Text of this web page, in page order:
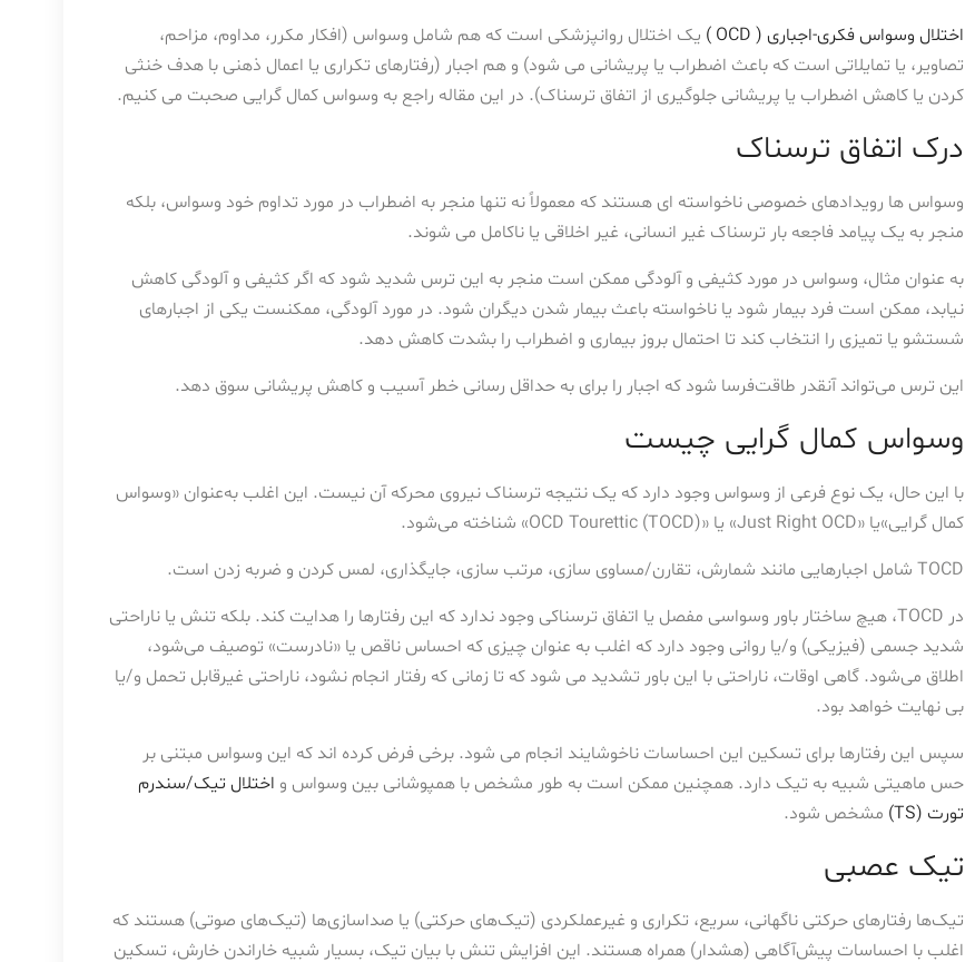
اختلال وسواس فکری-اجباری ( OCD )
یک اختلال روانپزشکی است که هم شامل وسواس (افکار مکرر، مداوم، مزاحم،
تصاویر، یا تمایلاتی است که باعث اضطراب یا پریشانی می شود) و هم اجبار (رفتارهای تکراری یا اعمال ذهنی با هدف خنثی
کردن یا کاهش اضطراب یا پریشانی جلوگیری از اتفاق ترسناک). در این مقاله راجع به وسواس کمال گرایی صحبت می کنیم.
درک اتفاق ترسناک
وسواس ها رویدادهای خصوصی ناخواسته ای هستند که معمولاً نه تنها منجر به اضطراب در مورد تداوم خود وسواس، بلکه
منجر به یک پیامد فاجعه بار ترسناک غیر انسانی، غیر اخلاقی یا ناکامل می شوند.
به عنوان مثال، وسواس در مورد کثیفی و آلودگی ممکن است منجر به این ترس شدید شود که اگر کثیفی و آلودگی کاهش
نیابد، ممکن است فرد بیمار شود یا ناخواسته باعث بیمار شدن دیگران شود. در مورد آلودگی، ممکنست یکی از اجبارهای
شستشو یا تمیزی را انتخاب کند تا احتمال بروز بیماری و اضطراب را بشدت کاهش دهد.
این ترس می‌تواند آنقدر طاقت‌فرسا شود که اجبار را برای به حداقل رسانی خطر آسیب و کاهش پریشانی سوق دهد.
وسواس کمال گرایی چیست
با این حال، یک نوع فرعی از وسواس وجود دارد که یک نتیجه ترسناک نیروی محرکه آن نیست. این اغلب به‌عنوان «وسواس
کمال گرایی»یا «Just Right OCD» یا «OCD Tourettic (TOCD)» شناخته می‌شود.
TOCD شامل اجبارهایی مانند شمارش، تقارن/مساوی سازی، مرتب سازی، جایگذاری، لمس کردن و ضربه زدن است.
در TOCD، هیچ ساختار باور وسواسی مفصل یا اتفاق ترسناکی وجود ندارد که این رفتارها را هدایت کند. بلکه تنش یا ناراحتی
شدید جسمی (فیزیکی) و/یا روانی وجود دارد که اغلب به عنوان چیزی که احساس ناقص یا «نادرست» توصیف می‌شود،
اطلاق می‌شود. گاهی اوقات، ناراحتی با این باور تشدید می شود که تا زمانی که رفتار انجام نشود، ناراحتی غیرقابل تحمل و/یا
بی نهایت خواهد بود.
سپس این رفتارها برای تسکین این احساسات ناخوشایند انجام می شود. برخی فرض کرده اند که این وسواس مبتنی بر
حس ماهیتی شبیه به تیک دارد. همچنین ممکن است به طور مشخص با همپوشانی بین وسواس و اختلال تیک/سندرم
تورت (TS)
مشخص شود.
تیک عصبی
تیک‌ها رفتارهای حرکتی ناگهانی، سریع، تکراری و غیرعملکردی (تیک‌های حرکتی) یا صداسازی‌ها (تیک‌های صوتی) هستند که
اغلب با احساسات پیش‌آگاهی (هشدار) همراه هستند. این افزایش تنش با بیان تیک، بسیار شبیه خاراندن خارش، تسکین